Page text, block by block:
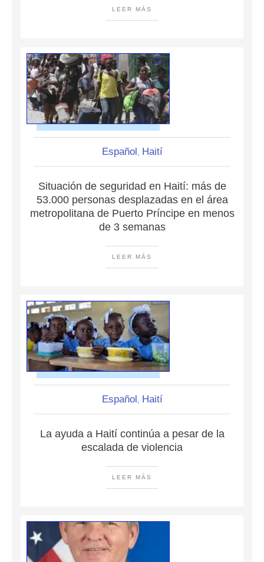
LEER MÁS
Español , Haití
Situación de seguridad en Haití: más de
53.000 personas desplazadas en el área
metropolitana de Puerto Príncipe en menos
de 3 semanas
LEER MÁS
Español , Haití
La ayuda a Haití continúa a pesar de la
escalada de violencia
LEER MÁS